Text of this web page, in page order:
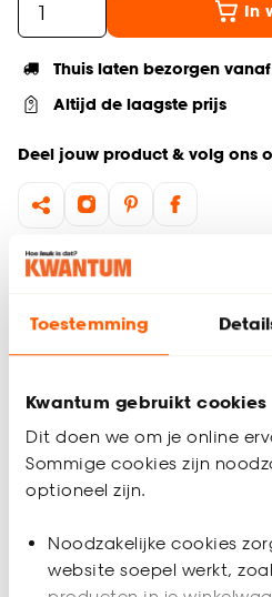
Toestemming
Kwantum gebruikt cookies
Dit doen we om je online
Sommige cookies zijn
optioneel zijn.
Noodzakelijke cookies
website soepel werkt,
In
Thuis laten bezorgen
Altijd de laagste prijs
Deel jouw product & volg ons
Productomschrijving
Duurzaam (FSC) hout
Bijzettafel Rima in zandkleur
moderne en elegante uitstraling.
trekt direct de aandacht en
eyecatcher. Gebruik Rima als
plantenstandaard in de
multifunctionele design kun je
geven. Combineer hem met
Productspecificaties
Artikelnummer